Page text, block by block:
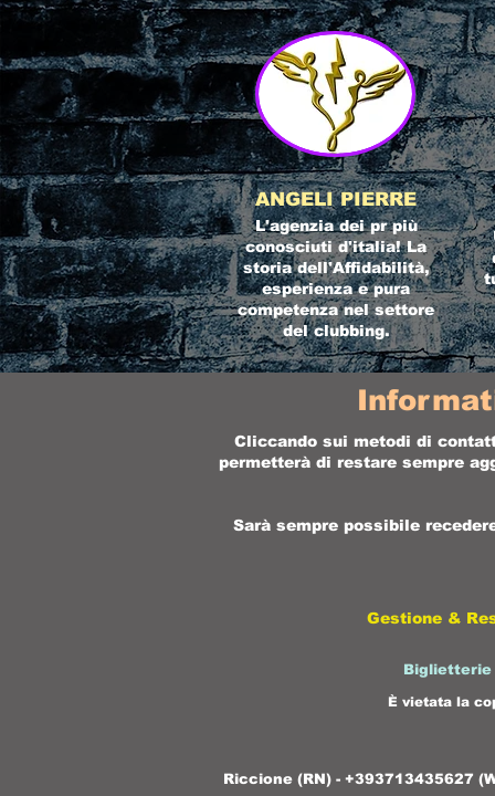
ANGELI PIERRE
L'agenzia dei pr più
conosciuti d'italia! La
storia dell'Affidabilità,
esperienza e pura
competenza nel settore
del clubbing.
Cliccando sui metodi di
permetterà di restare sempre
Sarà sempre possibile
Gestione &
È vietata la
Riccione (RN) - +393713435627